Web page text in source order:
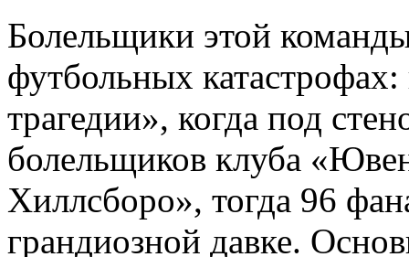
Болельщики этой
футбольных
трагедии», когда под
болельщиков клуба
Хиллсборо», тогда 96
грандиозной давке.